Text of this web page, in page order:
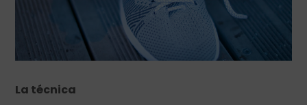
La técnica